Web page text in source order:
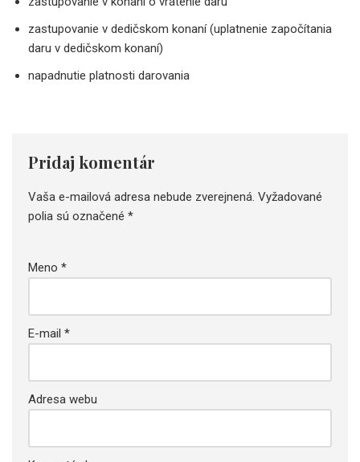
zastupovanie v dedičskom konaní (uplatnenie započítania
daru v dedičskom konaní)
napadnutie platnosti darovania
Pridaj komentár
Vaša e-mailová adresa nebude zverejnená. Vyžadované
polia sú označené *
Meno *
E-mail *
Adresa webu